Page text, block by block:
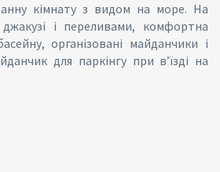
кімнату з видом на море. На
і переливами, комфортна
організовані майданчики і
для паркінгу при в’їзді на